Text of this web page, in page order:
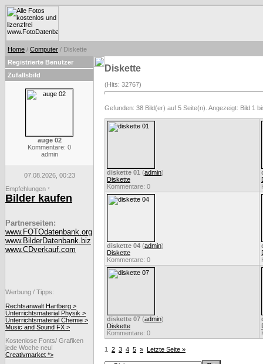
Home / Computer / Diskette
Registrierte Benutzer
Zufallsbild
auge 02
Kommentare: 0
admin
07.08.2026, 00:23
Empfehlungen *
Bilder kaufen
Partnerseiten:
www.FOTOdatenbank.org
www.BilderDatenbank.biz
www.CDverkauf.com
Werbung / Tipps:
Rechtsanwalt Hartberg >
Unterrichtsmaterial Physik >
Unterrichtsmaterial Chemie >
Music and Sound FX >
Kostenlose Fonts/ Grafiken
jede Woche neu!
Creativmarket *>
Diskette
(Hits: 32767)
Gefunden: 38 Bild(er) auf 5 Seite(n). Angezeigt: Bild 1
diskette 01 (admin)
Diskette
Kommentare: 0
diskette 04 (admin)
Diskette
Kommentare: 0
diskette 07 (admin)
Diskette
Kommentare: 0
1 2 3 4 5 » Letzte Seite »